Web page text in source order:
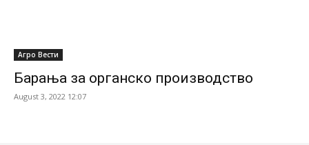
Агро Вести
Барања за органско производство
August 3, 2022 12:07